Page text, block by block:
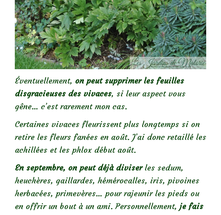
Éventuellement, on peut supprimer les feuilles
disgracieuses des vivaces, si leur aspect vous
gêne… c’est rarement mon cas.
Certaines vivaces fleurissent plus longtemps si on
retire les fleurs fanées en août. J’ai donc retaillé les
achillées et les phlox début août.
En septembre, on peut déjà diviserles sedum,
heuchères, gaillardes, hémérocalles, iris, pivoines
herbacées, primevères… pour rajeunir les pieds ou
en offrir un bout à un ami. Personnellement, je fais